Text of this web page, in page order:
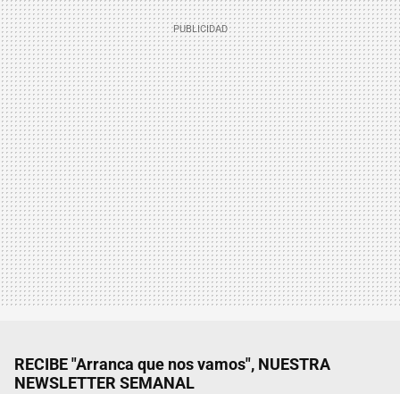
RECIBE "Arranca que nos vamos", NUESTRA
NEWSLETTER SEMANAL